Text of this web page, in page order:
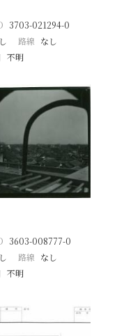
3703-021294-0
路線 なし
不明
3603-008777-0
路線 なし
不明